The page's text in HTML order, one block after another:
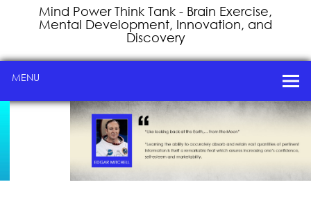
Mind Power Think Tank - Brain Exercise,
Mental Development, Innovation, and
Discovery
MENU